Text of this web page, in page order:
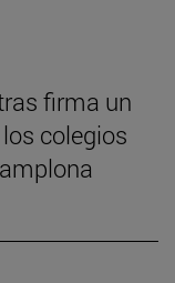
firma un
colegios